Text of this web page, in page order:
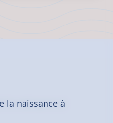
la naissance à